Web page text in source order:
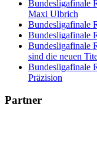
Bundesligafinale
Maxi Ulbrich
Bundesligafinale
Bundesligafinale
Bundesligafinale
sind die neuen
Bundesligafinale
Präzision
Partner